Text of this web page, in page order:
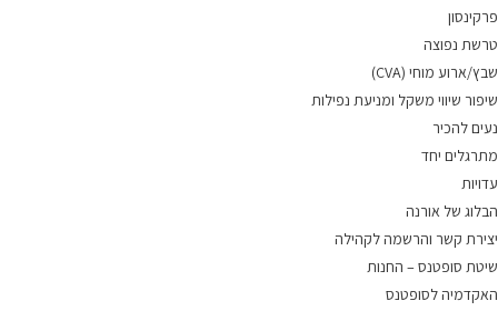
פרקינסון
טרשת נפוצה
שבץ/ארוע מוחי (CVA)
שיפור שיווי משקל ומניעת נפילות
נעים להכיר
מתרגלים יחד
עדויות
הבלוג של אורנה
יצירת קשר והרשמה לקהילה
שיטת סופטנס – החנות
האקדמיה לסופטנס